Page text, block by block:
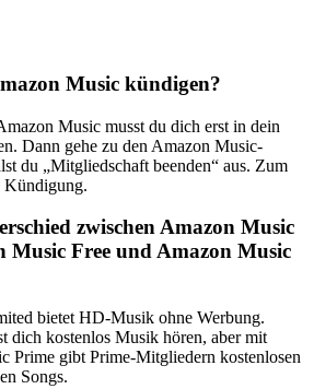
Music kündigen?
Music musst du dich erst in dein
Dann gehe zu den Amazon Music-
du „Mitgliedschaft beenden“ aus. Zum
Kündigung.
zwischen Amazon Music
Music Free und Amazon Music
bietet HD-Musik ohne Werbung.
dich kostenlos Musik hören, aber mit
Prime gibt Prime-Mitgliedern kostenlosen
Songs.